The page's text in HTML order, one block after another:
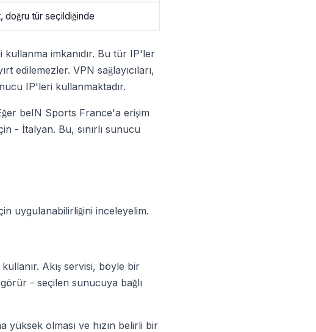
doğru tür seçildiğinde
imkanıdır. Bu tür IP'ler
edilemezler. VPN sağlayıcıları,
IP'leri kullanmaktadır.
beIN Sports France'a erişim
- İtalyan. Bu, sınırlı sunucu
uygulanabilirliğini inceleyelim.
Akış servisi, böyle bir
- seçilen sunucuya bağlı
olması ve hızın belirli bir